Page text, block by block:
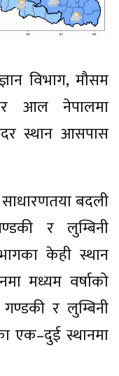
विभाग, मौसम
आल नेपालमा
स्थान आसपास
बदली
र लुम्बिनी
केही स्थान
मध्यम वर्षाको
र लुम्बिनी
एक–दुई स्थानमा